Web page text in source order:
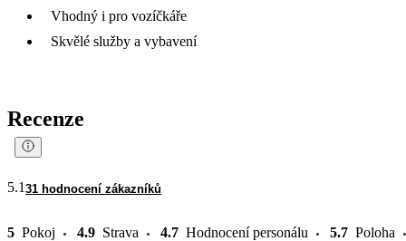
Vhodný i pro vozíčkáře
Skvělé služby a vybavení
Recenze
5.1 31 hodnocení zákazníků
5 Pokoj 4.9 Strava 4.7 Hodnocení personálu 5.7 Poloha